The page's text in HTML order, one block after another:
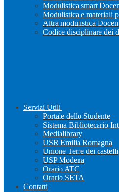
Modulistica smart
Modulistica e materiali
Altra modulistica
Codice disciplinare dei
Servizi Utili
Portale dello Studente
Sistema Bibliotecario
Medialibrary
USR Emilia Romagna
Unione Terre dei castelli
USP Modena
Orario ATC
Orario SETA
Contatti